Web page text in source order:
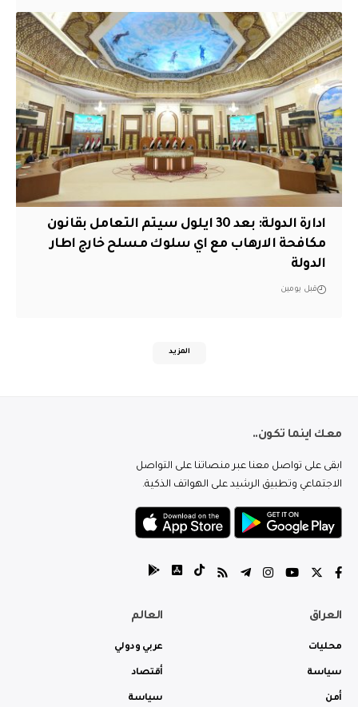
ادارة الدولة: بعد 30 ايلول سيتم التعامل بقانون
مكافحة الارهاب مع اي سلوك مسلح خارج اطار
الدولة
قبل يومين
المزيد
معك اينما تكون..
ابقى على تواصل معنا عبر منصاتنا على التواصل
الاجتماعي وتطبيق الرشيد على الهواتف الذكية.
العراق
محليات
سياسة
أمن
العالم
عربي ودولي
أقتصاد
سياسة